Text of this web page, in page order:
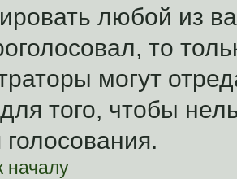
любой из
то
могут
того, чтобы
началу